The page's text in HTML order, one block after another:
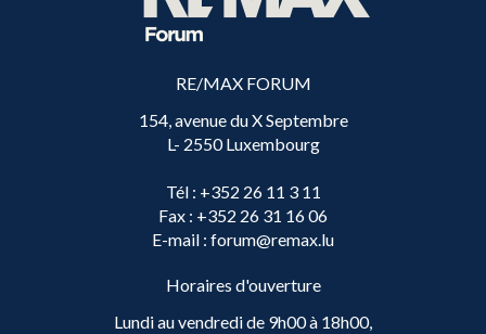
RE/MAX FORUM
154, avenue du X Septembre
L- 2550 Luxembourg
Tél: +352 26 11 3 11
Fax : +352 26 31 16 06
E-mail : forum@remax.lu
Horaires d'ouverture
Lundi au vendredi de 9h00 à 18h00,